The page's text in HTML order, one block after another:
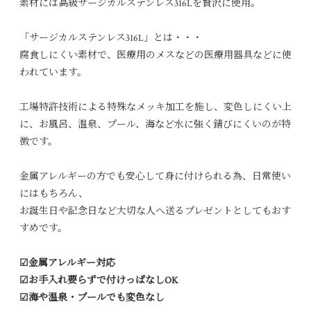
素材には高級サージカルステンレス316Lを贅沢に使用。
「サージカルステンレス316L」とは・・・
腐食しにくい素材で、医療用のメスなどの医療用器具などに使
われています。
工場特許技術による特殊なメッキ加工を施し、変色しにくい上
に、お風呂、温泉、プール、海など水に強く錆びにくいのが特
徴です。
金属アレルギーの方でも安心して身に付けられる為、日常使い
にはもちろん、
お誕生日や記念日など大切な人へ送るプレゼントとしてもおす
すめです。
☑︎金属アレルギー対応
☑︎お手入れ要らずで付けっぱなしOK
☑︎海や温泉・プールでも変色なし